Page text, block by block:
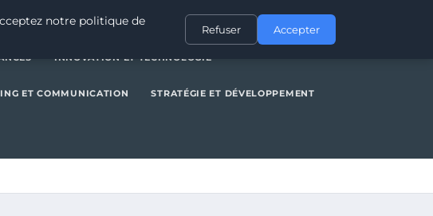
GENERAL GESTION ET FINANCESINNOVATION ET TECHNOLOGIE
INNOVATION ET TECHNOLOGIE
ET COMMUNICATION STRATÉGIE ET DÉVELOPPEMENT
notre politique de
Refuser Accepter